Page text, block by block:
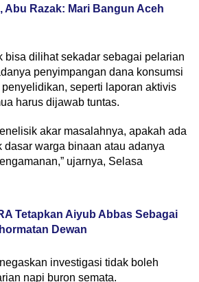
Abu Razak: Mari Bangun Aceh
bisa dilihat sekadar sebagai pelarian
penyimpangan dana konsumsi
seperti laporan aktivis
harus dijawab tuntas.
akar masalahnya, apakah ada
dasar warga binaan atau adanya
ujarnya, Selasa
Tetapkan Aiyub Abbas Sebagai
Dewan
investigasi tidak boleh
napi buron semata.